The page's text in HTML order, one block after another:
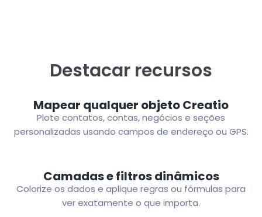
Destacar recursos
Mapear qualquer objeto Creatio
Plote contatos, contas, negócios e seções
personalizadas usando campos de endereço ou GPS.
Camadas e filtros dinâmicos
Colorize os dados e aplique regras ou fórmulas para
ver exatamente o que importa.